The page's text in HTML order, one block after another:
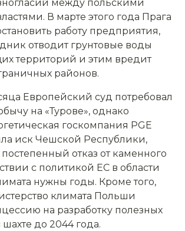
между польскими
В марте этого года Прага
работу предприятия,
отводит грунтовые воды
территорий и этим вредит
районов.
Европейский суд потребовал
на «Турове», однако
госкомпания PGE
иск Чешской Республики,
постепенный отказ от каменного
с политикой ЕС в области
нужны годы. Кроме того,
климата Польши
на разработку полезных
до 2044 года.